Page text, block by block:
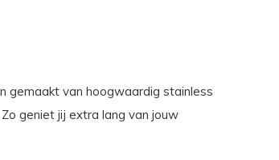
gemaakt van hoogwaardig stainless
geniet jij extra lang van jouw